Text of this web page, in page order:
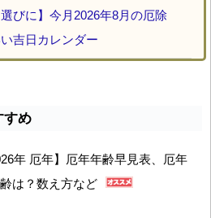
びに】今月2026年8月の厄除
吉日カレンダー
すめ
年 厄年】厄年年齢早見表、厄年
は？数え方など